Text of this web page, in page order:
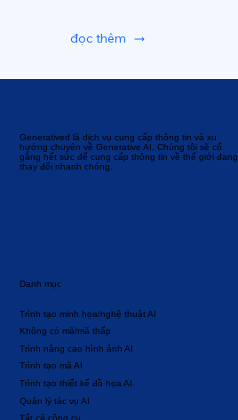
Generatived là dịch vụ cung cấp thông tin và xu
hướng chuyên về Generative AI. Chúng tôi sẽ cố
gắng hết sức để cung cấp thông tin về thế giới đang
thay đổi nhanh chóng.
Danh mục
Tất cả công cụ
Quản lý tác vụ AI
Trình tạo thiết kế đồ họa AI
Không có mã/mã thấp
Trình tạo mã AI
Trình nâng cao hình ảnh AI
Trình tạo minh họa/nghệ thuật AI
đọc thêm